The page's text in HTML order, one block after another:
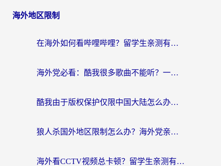
海外地区限制
在海外如何看哔哩哔哩？留学生亲测有效的回国加速指南
海外党必看：酷我很多歌曲不能听？一招解决优酷版权限制+B站地域问题！
酷我由于版权保护仅限中国大陆怎么办？海外党亲测有效的解锁指南
狼人杀国外地区限制怎么办？海外党亲测有效的全场景回国加速指南
海外看CCTV视频总卡顿？留学生亲测有效的回国加速器选择指南